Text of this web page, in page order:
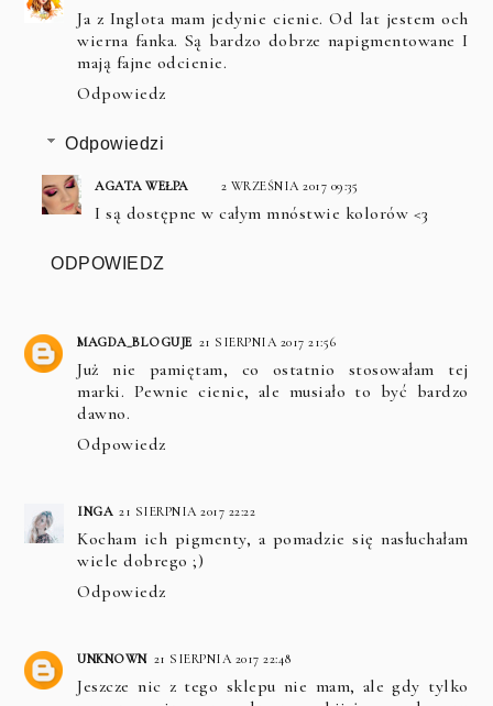
Ja z Inglota mam jedynie cienie. Od lat jestem och
wierna fanka. Są bardzo dobrze napigmentowane I
mają fajne odcienie.
Odpowiedz
Odpowiedzi
AGATA WEŁPA 2 WRZEŚNIA 2017 09:35
I są dostępne w całym mnóstwie kolorów <3
ODPOWIEDZ
MAGDA_BLOGUJE 21 SIERPNIA 2017 21:56
Już nie pamiętam, co ostatnio stosowałam tej
marki. Pewnie cienie, ale musiało to być bardzo
dawno.
Odpowiedz
INGA 21 SIERPNIA 2017 22:22
Kocham ich pigmenty, a pomadzie się nasłuchałam
wiele dobrego ;)
Odpowiedz
UNKNOWN 21 SIERPNIA 2017 22:48
Jeszcze nic z tego sklepu nie mam, ale gdy tylko